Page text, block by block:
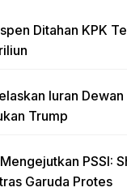
Ditahan KPK
Iuran
Trump
PSSI:
Garuda Protes